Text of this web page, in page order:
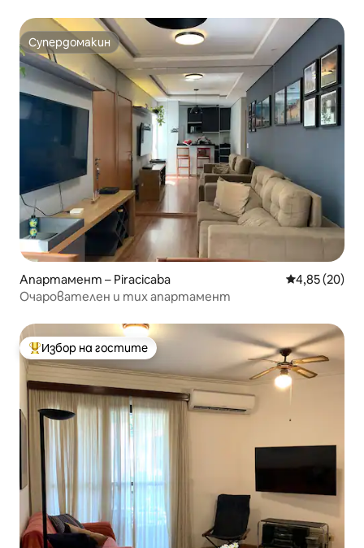
Супердомакин
Супердомакин
Апартамент – Piracicaba Средна
4,85 (20)
Очарователен и тих апартамент
Най-популярен избор на гостите
Избор на гостите